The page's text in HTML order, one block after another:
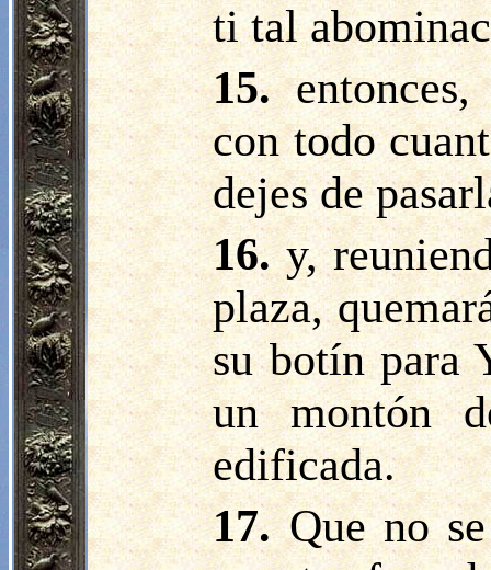
ti tal
15.
con todo
dejes de
16.y,
plaza,
su botín para
un montón
edificada.
17.Que no